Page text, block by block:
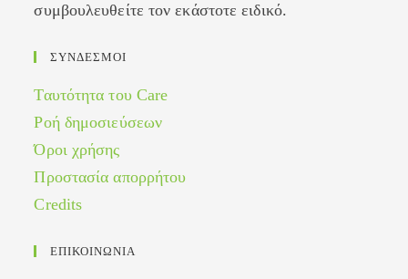
συμβουλευθείτε τον εκάστοτε ειδικό.
ΣΥΝΔΕΣΜΟΙ
Ταυτότητα του Care
Ροή δημοσιεύσεων
Όροι χρήσης
Προστασία απορρήτου
Credits
ΕΠΙΚΟΙΝΩΝΙΑ